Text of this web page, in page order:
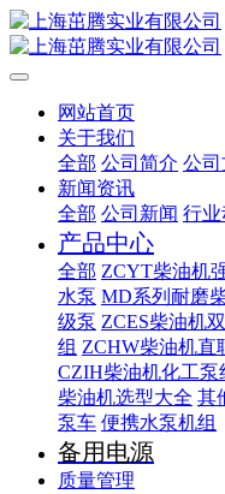
网站首页
关于我们
全部 公司简介 公
新闻资讯
全部 公司新闻 行
产品中心
全部 ZCYT柴油机
水泵 MD系列耐磨
级泵 ZCES柴油机
组 ZCHW柴油机直
CZIH柴油机化工泵
柴油机选型大全 其
泵车 便携水泵机组
备用电源
质量管理